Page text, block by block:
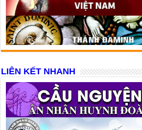
LIÊN KẾT NHANH